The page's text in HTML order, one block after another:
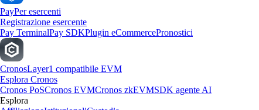
PayPer esercenti
Registrazione esercente
Pay TerminalPay SDKPlugin eCommercePronostici
CronosLayer1 compatibile EVM
Esplora Cronos
Cronos PoSCronos EVMCronos zkEVMSDK agente AI
Esplora